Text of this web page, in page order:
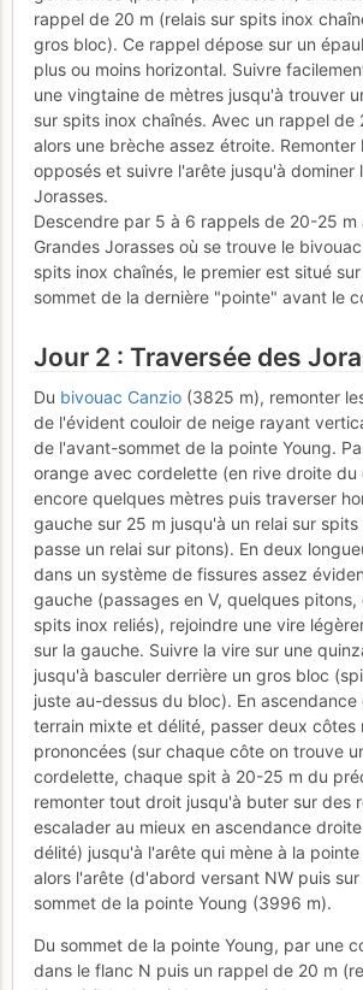
rappel de 20 m (relais sur spits inox
gros bloc). Ce rappel dépose sur un
plus ou moins horizontal. Suivre
une vingtaine de mètres jusqu'à trouver
sur spits inox chaînés. Avec un rappel de
alors une brèche assez étroite. Remonter
opposés et suivre l'arête jusqu'à dominer
Jorasses.
Descendre par 5 à 6 rappels de 20-25 m
Grandes Jorasses où se trouve le
spits inox chaînés, le premier est situé
sommet de la dernière "pointe" avant le
Jour 2 : Traversée des
Du bivouac Canzio (3825 m), remonter
de l'évident couloir de neige rayant
de l'avant-sommet de la pointe Young.
orange avec cordelette (en rive droite du
encore quelques mètres puis traverser
gauche sur 25 m jusqu'à un relai sur
passe un relai sur pitons). En deux
dans un système de fissures assez
gauche (passages en V, quelques pitons,
spits inox reliés), rejoindre une vire
sur la gauche. Suivre la vire sur une
jusqu'à basculer derrière un gros bloc
juste au-dessus du bloc). En
terrain mixte et délité, passer deux côtes
prononcées (sur chaque côte on trouve
cordelette, chaque spit à 20-25 m du
remonter tout droit jusqu'à buter sur des
escalader au mieux en ascendance
délité) jusqu'à l'arête qui mène à la pointe
alors l'arête (d'abord versant NW puis
sommet de la pointe Young (3996 m).
Du sommet de la pointe Young, par une
dans le flanc N puis un rappel de 20 m